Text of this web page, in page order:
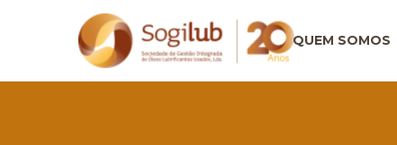
QUEM SOMOS